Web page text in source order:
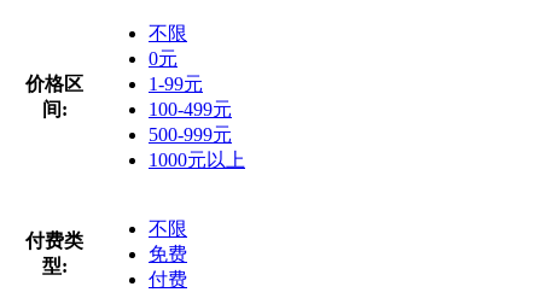
价格区
间:
不限
0元
1-99元
100-499元
500-999元
1000元以上
付费类
型:
不限
免费
付费